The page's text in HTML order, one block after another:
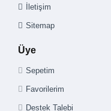
İletişim
Sitemap
Üye
Sepetim
Favorilerim
Destek Talebi